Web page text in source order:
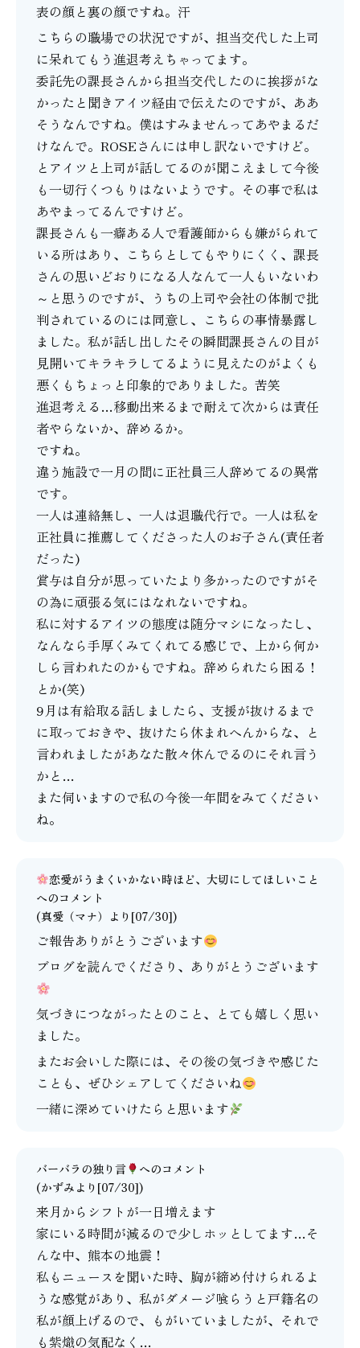
表の顔と裏の顔ですね。汗
こちらの職場での状況ですが、担当交代した上司
に呆れてもう進退考えちゃってます。
委託先の課長さんから担当交代したのに挨拶がな
かったと聞きアイツ経由で伝えたのですが、ああ
そうなんですね。僕はすみませんってあやまるだ
けなんで。ROSEさんには申し訳ないですけど。
とアイツと上司が話してるのが聞こえまして今後
も一切行くつもりはないようです。その事で私は
あやまってるんですけど。
課長さんも一癖ある人で看護師からも嫌がられて
いる所はあり、こちらとしてもやりにくく、課長
さんの思いどおりになる人なんて一人もいないわ
～と思うのですが、うちの上司や会社の体制で批
判されているのには同意し、こちらの事情暴露し
ました。私が話し出したその瞬間課長さんの目が
見開いてキラキラしてるように見えたのがよくも
悪くもちょっと印象的でありました。苦笑
進退考える…移動出来るまで耐えて次からは責任
者やらないか、辞めるか。
ですね。
違う施設で一月の間に正社員三人辞めてるの異常
です。
一人は連絡無し、一人は退職代行で。一人は私を
正社員に推薦してくださった人のお子さん(責任者
だった)
賞与は自分が思っていたより多かったのですがそ
の為に頑張る気にはなれないですね。
私に対するアイツの態度は随分マシになったし、
なんなら手厚くみてくれてる感じで、上から何か
しら言われたのかもですね。辞められたら困る！
とか(笑)
9月は有給取る話しましたら、支援が抜けるまで
に取っておきや、抜けたら休まれへんからな、と
言われましたがあなた散々休んでるのにそれ言う
かと…
また伺いますので私の今後一年間をみてください
ね。
恋愛がうまくいかない時ほど、大切にしてほしいこと
へのコメント
(真愛（マナ） より[07/30])
ご報告ありがとうございます
ブログを読んでくださり、ありがとうございます
気づきにつながったとのこと、とても嬉しく思い
ました。
またお会いした際には、その後の気づきや感じた
ことも、ぜひシェアしてくださいね
一緒に深めていけたらと思います
バーバラの独り言
へのコメント
(かずみより[07/30])
来月からシフトが一日増えます
家にいる時間が減るので少しホッとしてます…そ
んな中、熊本の地震！
私もニュースを聞いた時、胸が締め付けられるよ
うな感覚があり、私がダメージ喰らうと戸籍名の
私が顔上げるので、もがいていましたが、それで
も紫熾の気配なく…